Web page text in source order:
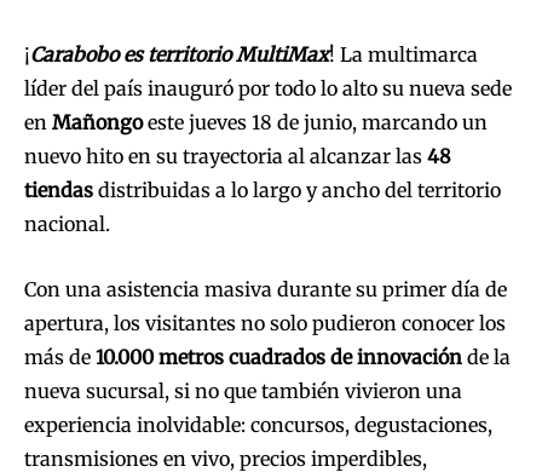
¡Carabobo es territorio MultiMax! La multimarca
líder del país inauguró por todo lo alto su nueva sede
en Mañongoeste jueves 18 de junio, marcando un
nuevo hito en su trayectoria al alcanzar las 48
tiendas distribuidas a lo largo y ancho del territorio
nacional.
Con una asistencia masiva durante su primer día de
apertura, los visitantes no solo pudieron conocer los
más de 10.000 metros cuadrados de innovación de la
nueva sucursal, si no que también vivieron una
experiencia inolvidable: concursos, degustaciones,
transmisiones en vivo, precios imperdibles,